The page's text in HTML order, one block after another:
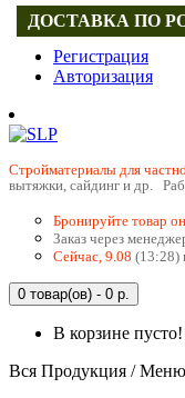
Регистрация
Авторизация
Cтройматериалы для
вытяжки, сайдинг и др.
Бронируйте товар
Заказ через
Сейчас, 9.08 (13:28)
0 товар(ов) - 0 р.
В корзине пусто!
Вся Продукция / Меню
ДОСТАВКА ПО